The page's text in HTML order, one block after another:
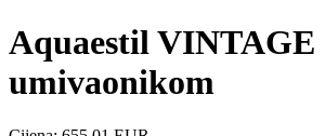
Aquaestil VINTAGE
umivaonikom